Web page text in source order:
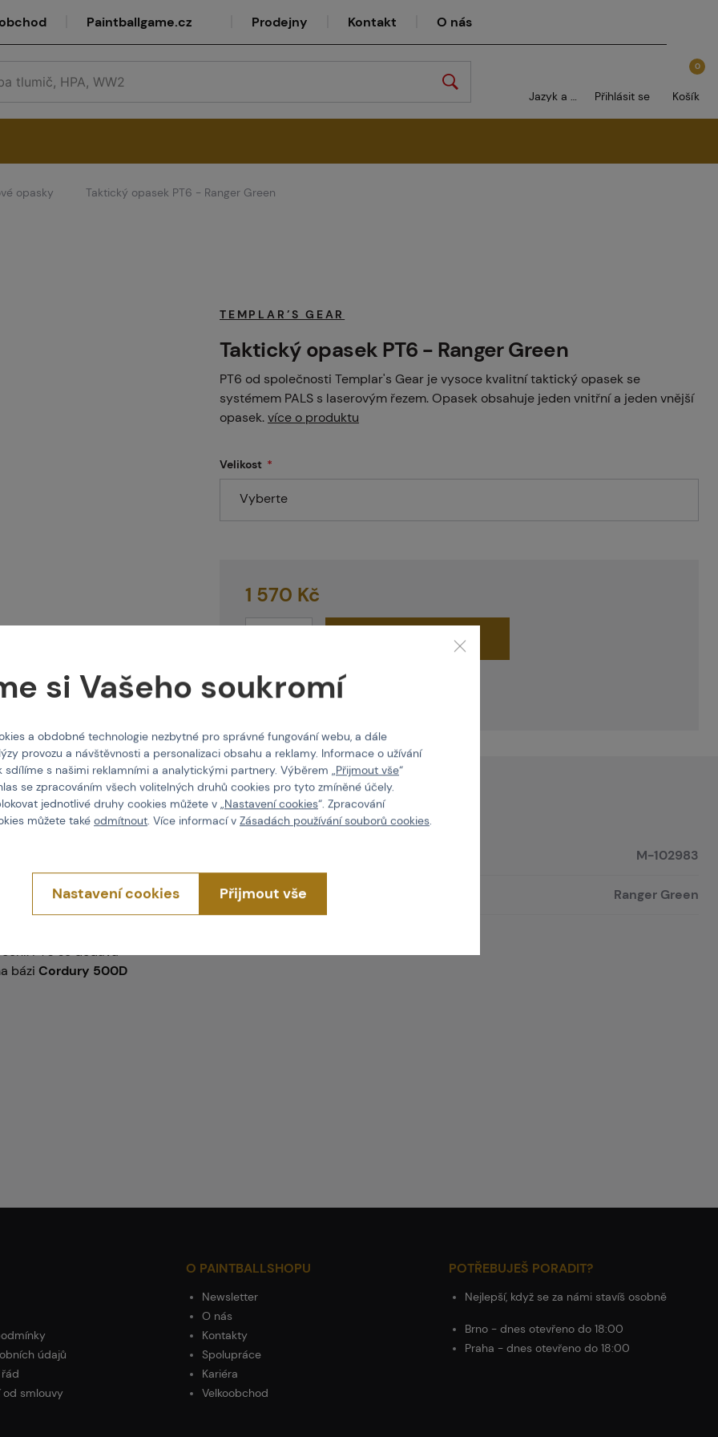
Paintballgame.cz Prodejny Kontakt O nás
Jazyk a měna Přihlásit se
0
Košík
opasky Taktický opasek PT6 - Ranger Green
TEMPLAR’S GEAR
Taktický opasek PT6 - Ranger Green
PT6 od společnosti Templar's Gear je vysoce kvalitní taktický opasek se
systémem PALS s laserovým řezem. Opasek obsahuje jeden vnitřní a jeden vnější
opasek.více o produktu
Velikost
Vyberte
1 varianta skladem
1 570 Kč
Do košíku
váží pouhých150
jednoduše
tj. za přezku
PT6 se dodává
bázi Cordury 500D
Vlastnosti
M-102983
Barva Ranger Green
údajů
smlouvy
O PAINTBALLSHOPU
Newsletter
O nás
Kontakty
Spolupráce
Kariéra
Velkoobchod
POTŘEBUJEŠ PORADIT?
Nejlepší, když se za námi stavíš osobně
Brno - dnes otevřeno do 18:00
Praha - dnes otevřeno do 18:00
si Vašeho soukromí
a obdobné technologie nezbytné pro správné fungování webu, a dále
provozu a návštěvnosti a personalizaci obsahu a reklamy. Informace o užívání
sdílíme s našimi reklamními a analytickými partnery. Výběrem „Přijmout vše“
se zpracováním všech volitelných druhů cookies pro tyto zmíněné účely.
jednotlivé druhy cookies můžete v „Nastavení cookies“. Zpracování
můžete také odmítnout. Více informací v Zásadách používání souborů cookies.
Nastavení cookies Přijmout vše